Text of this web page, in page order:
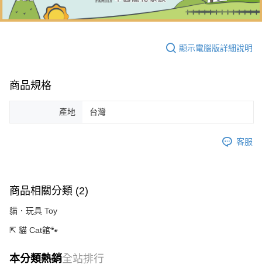
顯示電腦版詳細說明
商品規格
產地 台灣
客服
商品相關分類 (2)
貓．玩具 Toy
⇱ 貓 Cat館🐾
本分類熱銷全站排行